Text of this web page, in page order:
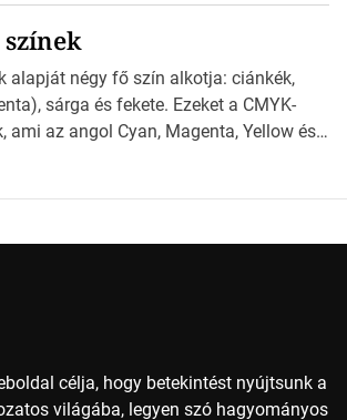
izgalmas világába kalauzolunk el
megértsd, milyen szempontok alapján
a jövőben. Bevezetés a
A papírméretek […]
alapját négy fő szín alkotja: ciánkék,
sárga és fekete. Ezeket a CMYK-
ami az angol Cyan, Magenta, Yellow és
célja, hogy betekintést nyújtsunk a
világába, legyen szó hagyományos